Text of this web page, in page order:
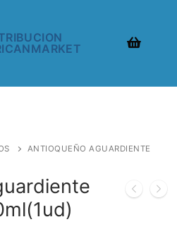
ANTIOQUEÑO AGUARDIENTE